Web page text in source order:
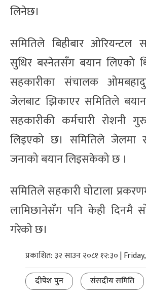
लिनेछ।
समितिले बिहीबार ओरियन्टल
सुधिर बस्नेतसँग बयान लिएको
सहकारीका संचालक
जेलबाट झिकाएर समितिले
सहकारीकी कर्मचारी रोशनी
लिइएको छ। समितिले जेलमा
जनाको बयान लिइसकेको छ ।
समितिले सहकारी घोटाला
लामिछानेसँग पनि केही दिनमै
गरेको छ।
प्रकाशित: ३२ साउन २०८१ १२:३० |
दीपेश पुन
संसदीय समिति